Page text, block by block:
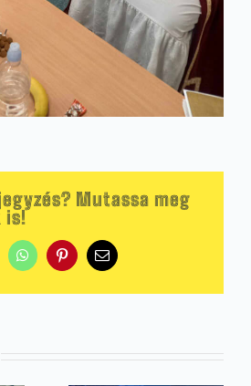
Mutassa meg
is!
WhatsAppPinterestEmail: